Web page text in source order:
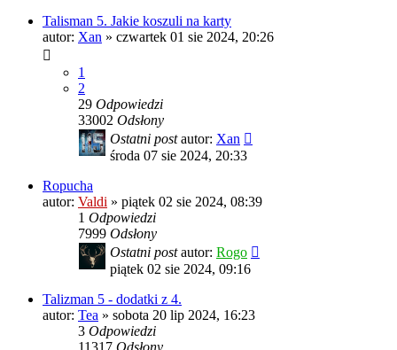
Talisman 5. Jakie koszuli na karty
autor: Xan » czwartek 01 sie 2024, 20:26
1
2
29 Odpowiedzi
33002 Odsłony
Ostatni postautor: Xan
środa 07 sie 2024, 20:33
Ropucha
autor: Valdi » piątek 02 sie 2024, 08:39
1 Odpowiedzi
7999 Odsłony
Ostatni postautor: Rogo
piątek 02 sie 2024, 09:16
Talizman 5 - dodatki z 4.
autor: Tea » sobota 20 lip 2024, 16:23
3 Odpowiedzi